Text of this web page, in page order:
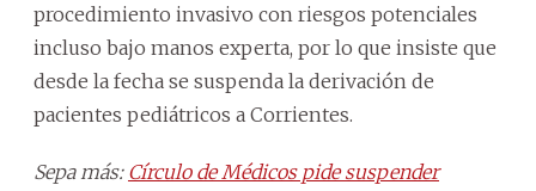
procedimiento invasivo con riesgos potenciales
incluso bajo manos experta, por lo que insiste que
desde la fecha se suspenda la derivación de
pacientes pediátricos a Corrientes.
Sepa más: Círculo de Médicos pide suspender